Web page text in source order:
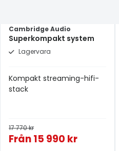
Cambridge Audio
Superkompakt system
Lagervara
Kompakt streaming-hifi-
stack
17 770 kr
Från15 990 kr